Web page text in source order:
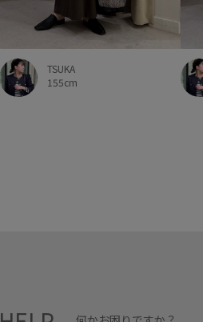
TSUKA
155cm